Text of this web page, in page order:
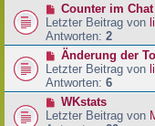
Counter im Chat
Letzter Beitrag von
Antworten: 2
Änderung der
Letzter Beitrag von
Antworten: 6
WKstats
Letzter Beitrag von